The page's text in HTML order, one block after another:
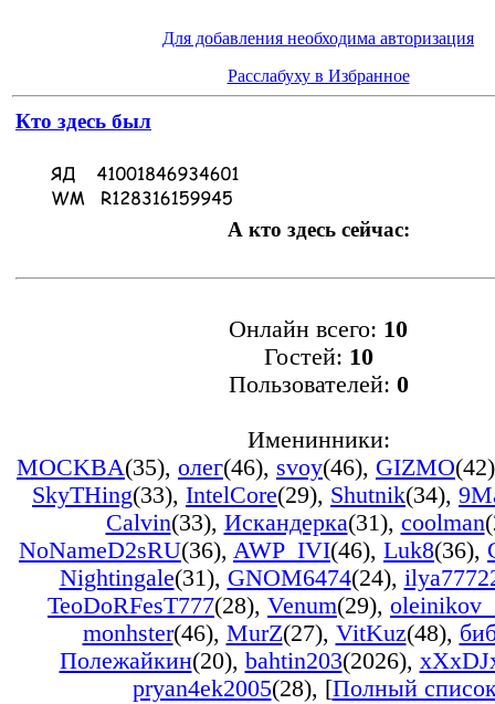
Для добавления необходима авторизация
Расслабуху в Избранное
Кто здесь был
А кто здесь сейчас:
Онлайн всего: 10
Гостей: 10
Пользователей: 0
Именинники:
MOCKBA(35), олег(46), svoy(46), GIZMO(42)
SkyTHing(33), IntelCore(29), Shutnik(34),
Calvin(33), Искандерка(31), coolman
NoNameD2sRU(36), AWP_IVI(46), Luk8(36),
Nightingale(31), GNOM6474(24),
TeoDoRFesT777(28), Venum(29),
monhster(46), MurZ(27), VitKuz(48),
Полежайкин(20), bahtin203(2026),
pryan4ek2005(28), [Полный